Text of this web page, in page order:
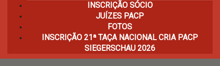
INSCRIÇÃO SÓCIO
JUÍZES PACP
FOTOS
INSCRIÇÃO 21ª TAÇA NACIONAL CRIA PACP
SIEGERSCHAU 2026